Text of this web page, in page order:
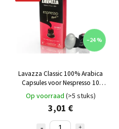
–24 %
Lavazza Classic 100% Arabica
Capsules voor Nespresso 10
stuks
Op voorraad (>5 stuks)
3,01 €